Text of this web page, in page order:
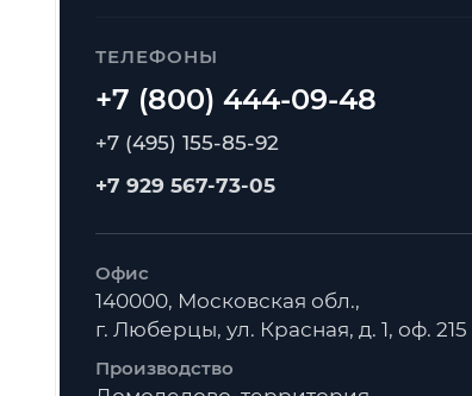
ТЕЛЕФОНЫ
+7 (495) 155-85-92
+7 929 567-73-05
Офис
140000, Московская обл.,
г. Люберцы, ул. Красная, д. 1, оф. 215
Производство